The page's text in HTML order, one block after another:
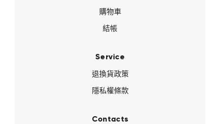
購物車
結帳
Service
退換貨政策
隱私權條款
Contacts